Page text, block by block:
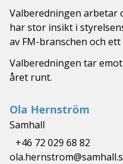
Valberedningen arbetar
har stor insikt i
av FM-branschen och
Valberedningen tar
året runt.
Ola Hernström
Samhall
+46 72 029 68 82